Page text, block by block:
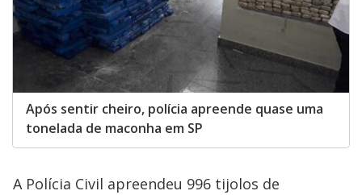
Após sentir cheiro, polícia apreende quase uma
tonelada de maconha em SP
A Polícia Civil apreendeu 996 tijolos de